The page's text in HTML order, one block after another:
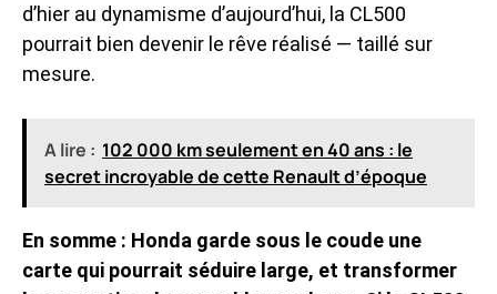
d’hier au dynamisme d’aujourd’hui, la CL500
pourrait bien devenir le rêve réalisé — taillé sur
mesure.
A lire : 102 000 km seulement en 40 ans : le
secret incroyable de cette Renault d’époque
En somme : Honda garde sous le coude une
carte qui pourrait séduire large, et transformer